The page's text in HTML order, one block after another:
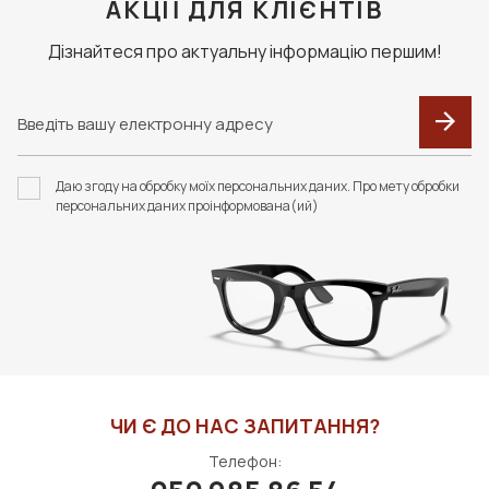
F026 В КОЛЬОРАХ.
ФУТЛЯР З СЕРВЕТКОЮ
FASHION STYLE
F034 В КОЛЬОРАХ.
FASHION STYLE
ДО КОШИКА
перевізника.
АКЦІЇ ДЛЯ КЛІЄНТІВ
Дізнайтеся про актуальну інформацію першим!
Даю згоду на обробку моїх персональних даних. Про мету обробки
персональних даних проінформована(ий)
ЧИ Є ДО НАС ЗАПИТАННЯ?
Телефон: